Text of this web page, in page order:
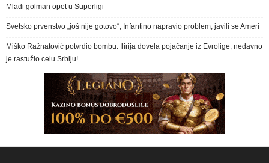
Mladi golman opet u Superligi
Svetsko prvenstvo „još nije gotovo“, Infantino napravio problem, javili se Ameri
Miško Ražnatović potvrdio bombu: Ilirija dovela pojačanje iz Evrolige, nedavno
je rastužio celu Srbiju!